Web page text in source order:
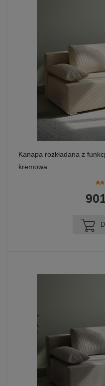
Kanapa rozkładana z
kremowa